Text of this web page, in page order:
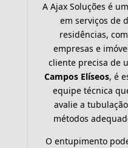
A Ajax Soluções é
em serviços de
residências,
empresas e
cliente precisa de
Campos Elíseos, é
equipe técnica
avalie a
métodos
O entupimento